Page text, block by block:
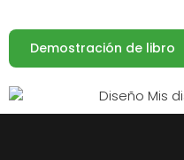
Demostración de libro